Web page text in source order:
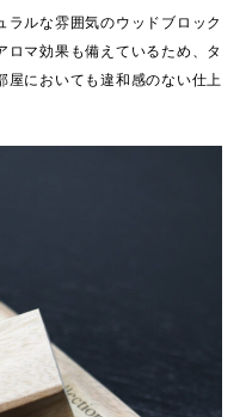
ルな雰囲気のウッドブロック
マ効果も備えているため、タ
屋においても違和感のない仕上